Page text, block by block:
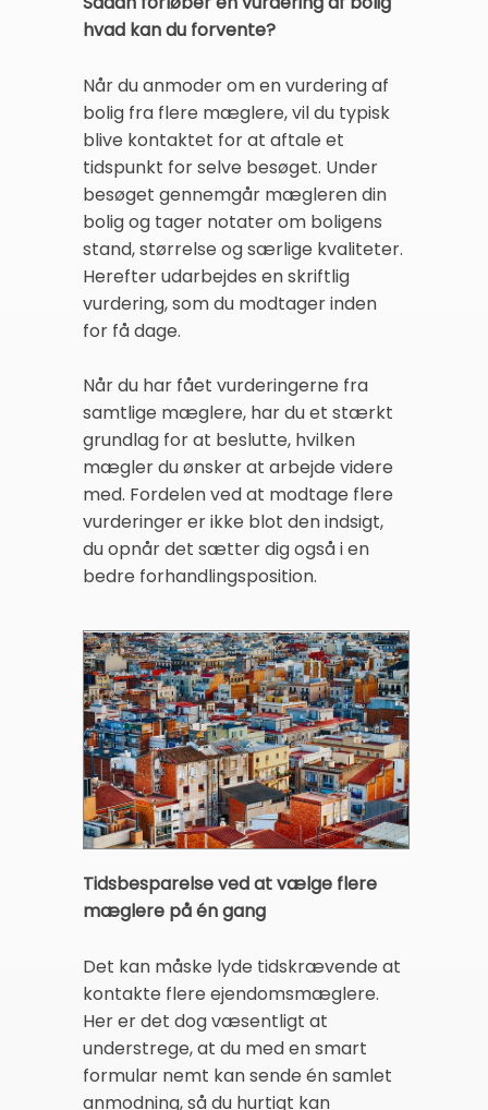
hvad kan du forvente?
Når du anmoder om en vurdering af
bolig fra flere mæglere, vil du typisk
blive kontaktet for at aftale et
tidspunkt for selve besøget. Under
besøget gennemgår mægleren din
bolig og tager notater om boligens
stand, størrelse og særlige kvaliteter.
Herefter udarbejdes en skriftlig
vurdering, som du modtager inden
for få dage.
Når du har fået vurderingerne fra
samtlige mæglere, har du et stærkt
grundlag for at beslutte, hvilken
mægler du ønsker at arbejde videre
med. Fordelen ved at modtage flere
vurderinger er ikke blot den indsigt,
du opnår det sætter dig også i en
bedre forhandlingsposition.
Tidsbesparelse ved at vælge flere
mæglere på én gang
Det kan måske lyde tidskrævende at
kontakte flere ejendomsmæglere.
Her er det dog væsentligt at
understrege, at du med en smart
formular nemt kan sende én samlet
anmodning, så du hurtigt kan